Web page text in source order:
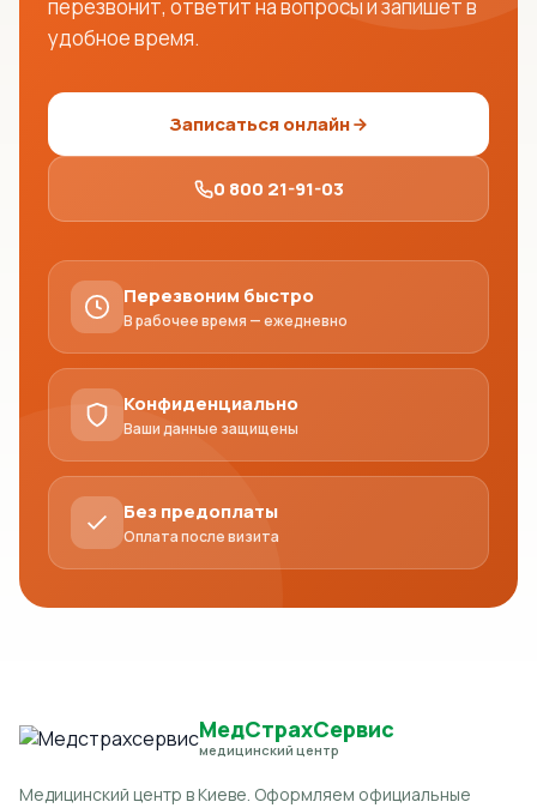
перезвонит, ответит на вопросы и запишет в
удобное время.
Записаться онлайн
0 800 21-91-03
Перезвоним быстро
В рабочее время — ежедневно
Конфиденциально
Ваши данные защищены
Без предоплаты
Оплата после визита
МедСтрахСервис
медицинский центр
Медицинский центр в Киеве. Оформляем официальные